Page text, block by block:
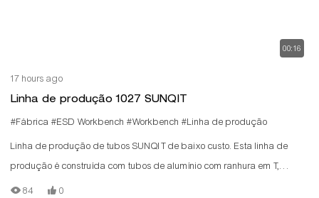
00:16
17 hours ago
Linha de produção 1027 SUNQIT
#Fábrica #ESD Workbench #Workbench #Linha de produção
Linha de produção de tubos SUNQIT de baixo custo. Esta linha de
produção é construída com tubos de alumínio com ranhura em T,
conectores de alumínio, trilhos de roletes de aço e placas de madeira.
84 0